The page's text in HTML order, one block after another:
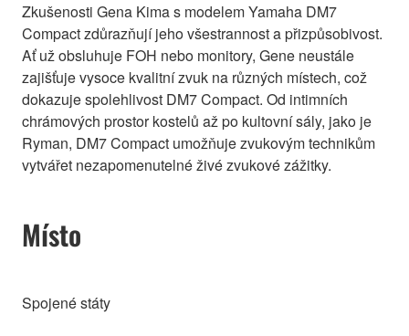
Zkušenosti Gena Kima s modelem Yamaha DM7
Compact zdůrazňují jeho všestrannost a přizpůsobivost.
Ať už obsluhuje FOH nebo monitory, Gene neustále
zajišťuje vysoce kvalitní zvuk na různých místech, což
dokazuje spolehlivost DM7 Compact. Od intimních
chrámových prostor kostelů až po kultovní sály, jako je
Ryman, DM7 Compact umožňuje zvukovým technikům
vytvářet nezapomenutelné živé zvukové zážitky.
Místo
Spojené státy